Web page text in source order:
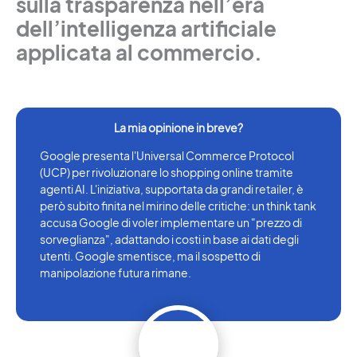
dell’intelligenza artificiale
applicata al commercio.
Google presenta l'Universal Commerce Protocol
(UCP) per rivoluzionare lo shopping online tramite
agenti AI. L'iniziativa, supportata da grandi retailer, è
però subito finita nel mirino delle critiche: un think tank
accusa Google di voler implementare un "prezzo di
sorveglianza", adattando i costi in base ai dati degli
utenti. Google smentisce, ma il sospetto di
manipolazione futura rimane.